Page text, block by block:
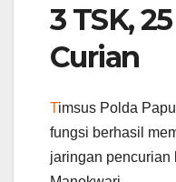
3 TSK,
Curian
Timsus Polda
fungsi berhasil
jaringan pencurian